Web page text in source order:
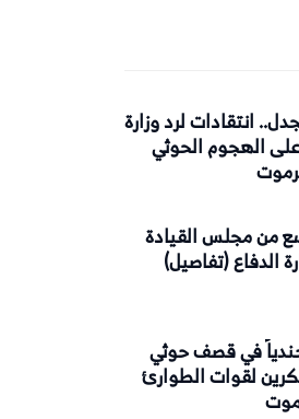
انتقادات لرد وزارة
على الهجوم الحوثي
من مجلس القيادة
الدفاع (تفاصيل)
45 جندياً في قصف حوثي
لقوات الطوارئ